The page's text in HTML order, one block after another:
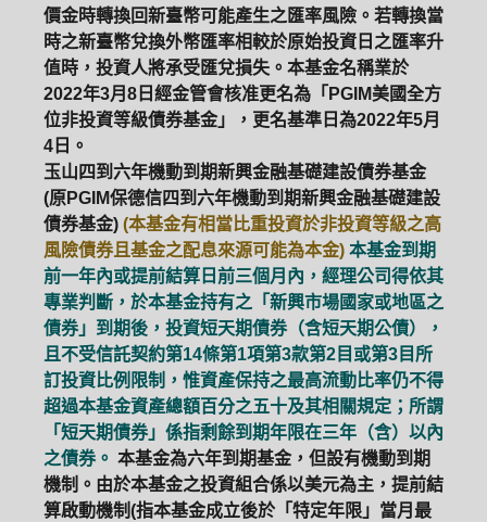
價金時轉換回新臺幣可能產生之匯率風險。若轉換當
時之新臺幣兌換外幣匯率相較於原始投資日之匯率升
值時，投資人將承受匯兌損失。本基金名稱業於
2022年3月8日經金管會核准更名為「PGIM美國全方
位非投資等級債券基金」，更名基準日為2022年5月
4日。
玉山四到六年機動到期新興金融基礎建設債券基金
(原PGIM保德信四到六年機動到期新興金融基礎建設
債券基金) (本基金有相當比重投資於非投資等級之高
風險債券且基金之配息來源可能為本金) 本基金到期
前一年內或提前結算日前三個月內，經理公司得依其
專業判斷，於本基金持有之「新興市場國家或地區之
債券」到期後，投資短天期債券（含短天期公債），
且不受信託契約第14條第1項第3款第2目或第3目所
訂投資比例限制，惟資產保持之最高流動比率仍不得
超過本基金資產總額百分之五十及其相關規定；所謂
「短天期債券」係指剩餘到期年限在三年（含）以內
之債券。 本基金為六年到期基金，但設有機動到期
機制。由於本基金之投資組合係以美元為主，提前結
算啟動機制(指本基金成立後於「特定年限」當月最